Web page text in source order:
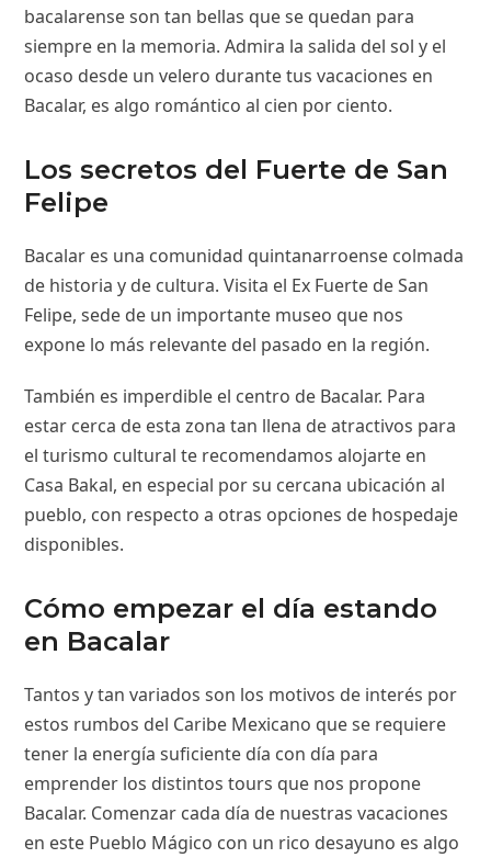
bacalarense son tan bellas que se quedan para
siempre en la memoria. Admira la salida del sol y el
ocaso desde un velero durante tus vacaciones en
Bacalar, es algo romántico al cien por ciento.
Los secretos del Fuerte de San
Felipe
Bacalar es una comunidad quintanarroense colmada
de historia y de cultura. Visita el Ex Fuerte de San
Felipe, sede de un importante museo que nos
expone lo más relevante del pasado en la región.
También es imperdible el centro de Bacalar. Para
estar cerca de esta zona tan llena de atractivos para
el turismo cultural te recomendamos alojarte en
Casa Bakal, en especial por su cercana ubicación al
pueblo, con respecto a otras opciones de hospedaje
disponibles.
Cómo empezar el día estando
en Bacalar
Tantos y tan variados son los motivos de interés por
estos rumbos del Caribe Mexicano que se requiere
tener la energía suficiente día con día para
emprender los distintos tours que nos propone
Bacalar. Comenzar cada día de nuestras vacaciones
en este Pueblo Mágico con un rico desayuno es algo